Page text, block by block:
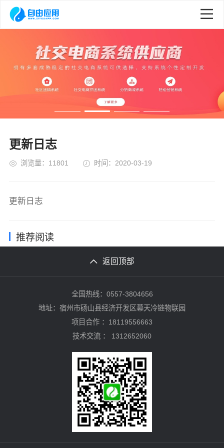
更新日志
浏览量：11801 时间：2020-03-19
更新日志
推荐阅读
返回顶部
全国热线：0557-3804656
地址：宿州市砀山县经济开发区幕天冷链物联园
项目合作 ：18119556663
技术交流 ： 1312652060